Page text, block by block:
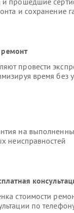
и сохранение
ремонт
провести
время без
на
неисправностей
стоимости
по